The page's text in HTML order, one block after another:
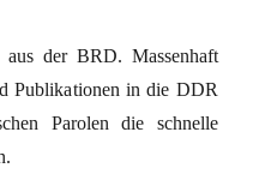
aus der BRD. Massenhaft
Publikationen in die DDR
Parolen die schnelle